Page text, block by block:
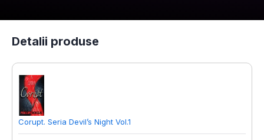
Detalii produse
Corupt. Seria Devil’s Night Vol.1